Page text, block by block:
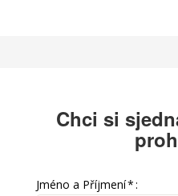
Chci si
Jméno a Příjmení*: